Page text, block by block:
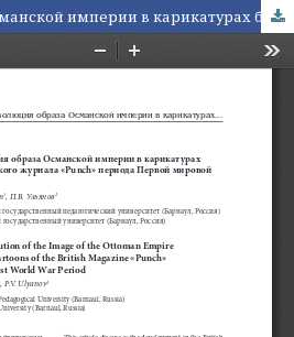
Эволюция образа Османской империи в карикатурах британского журнала «Punch» периода Первой мировой войны